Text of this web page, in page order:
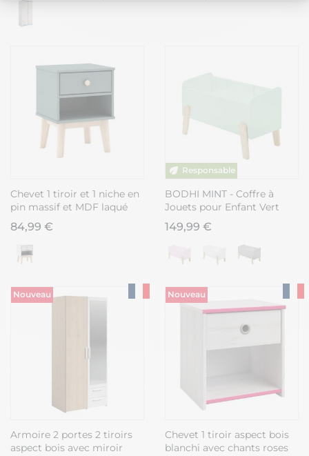
Chevet 1 tiroir et 1 niche en
pin massif et MDF laqué
vert kaki et naturel - KAINA
84,99 €
BODHI MINT - Coffre à
Jouets pour Enfant Vert
Menthe
149,99 €
Nouveau
Armoire 2 portes 2 tiroirs
aspect bois avec miroir
Nouveau
Chevet 1 tiroir aspect bois
blanchi avec chants roses